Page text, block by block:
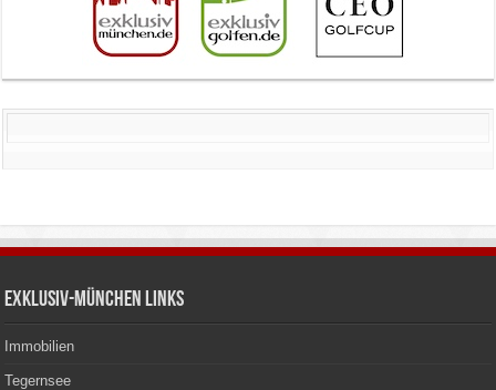
Exklusiv-München Links
Immobilien
Tegernsee